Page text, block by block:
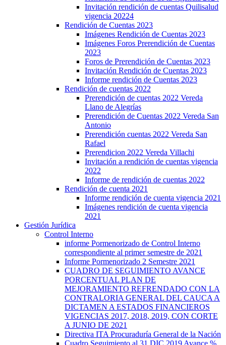
Invitación rendición de cuentas Quilisalud
vigencia 20224
Rendición de Cuentas 2023
Imágenes Rendición de Cuentas 2023
Imágenes Foros Prerendición de Cuentas
2023
Foros de Prerendición de Cuentas 2023
Invitación Rendición de Cuentas 2023
Informe rendición de Cuentas 2023
Rendición de cuentas 2022
Prerendición de cuentas 2022 Vereda
Llano de Alegrías
Prerendición de Cuentas 2022 Vereda San
Antonio
Prerendición cuentas 2022 Vereda San
Rafael
Prerendicion 2022 Vereda Villachi
Invitación a rendición de cuentas vigencia
2022
Informe de rendición de cuentas 2022
Rendición de cuenta 2021
Informe rendición de cuenta vigencia 2021
Imágenes rendición de cuenta vigencia
2021
Gestión Jurídica
Control Interno
informe Pormenorizado de Control Interno
correspondiente al primer semestre de 2021
Informe Pormenorizado 2 Semestre 2021
CUADRO DE SEGUIMIENTO AVANCE
PORCENTUAL PLAN DE
MEJORAMIENTO REFRENDADO CON LA
CONTRALORIA GENERAL DEL CAUCA A
DICTAMEN A ESTADOS FINANCIEROS
VIGENCIAS 2017, 2018, 2019, CON CORTE
A JUNIO DE 2021
Directiva ITA Procuraduría General de la Nación
Cuadro Seguimiento al 31 DIC 2019 Avance %